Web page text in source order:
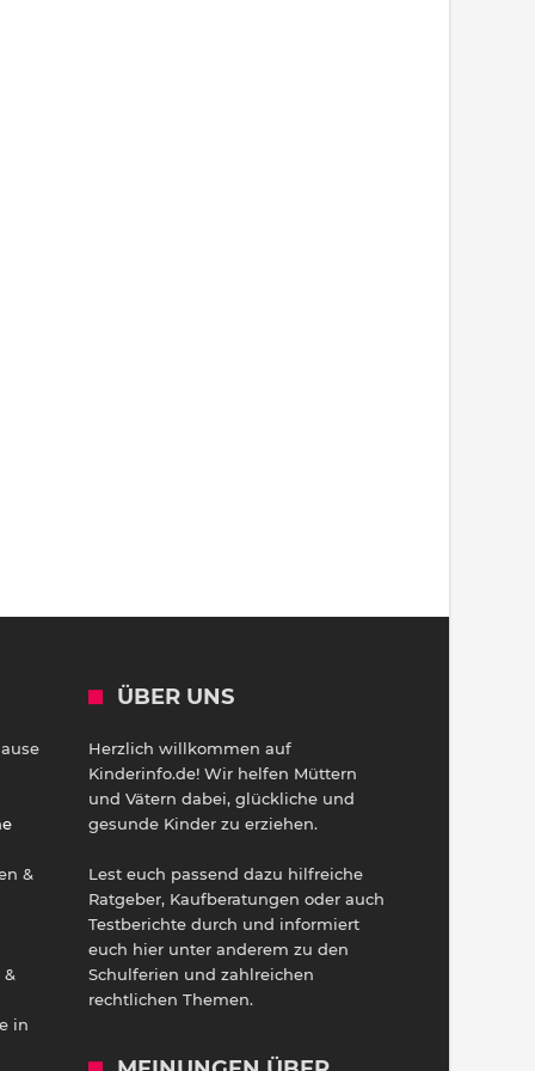
&
&
in
ÜBER UNS
Herzlich willkommen auf
Kinderinfo.de! Wir helfen Müttern
und Vätern dabei, glückliche und
gesunde Kinder zu erziehen.
Lest euch passend dazu hilfreiche
Ratgeber, Kaufberatungen oder auch
Testberichte durch und informiert
euch hier unter anderem zu den
Schulferien und zahlreichen
rechtlichen Themen.